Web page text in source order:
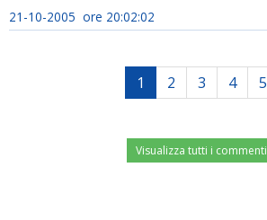
21-10-2005 ore 20:02:02
1 2 3 4 5
Visualizza tutti i commenti